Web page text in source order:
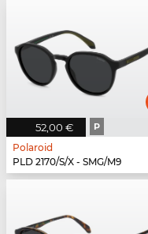
52,00 € P
Polaroid
PLD 2170/S/X - SMG/M9